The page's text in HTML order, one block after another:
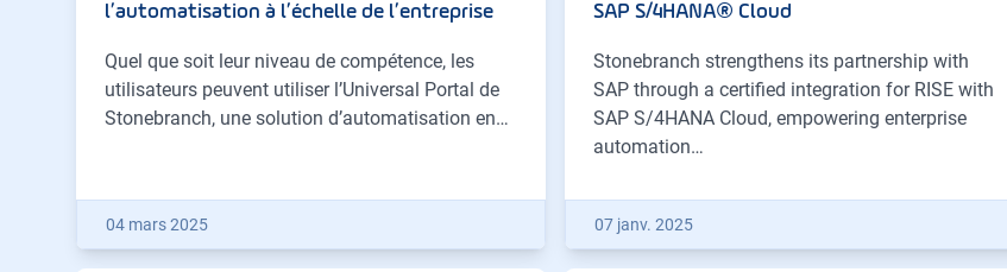
l’automatisation à l’échelle de l’entreprise
Quel que soit leur niveau de compétence, les
utilisateurs peuvent utiliser l’Universal Portal de
Stonebranch, une solution d’automatisation en…
04 mars 2025
SAP S/4HANA® Cloud
Stonebranch strengthens its partnership with
SAP through a certified integration for RISE with
SAP S/4HANA Cloud, empowering enterprise
automation…
07 janv. 2025